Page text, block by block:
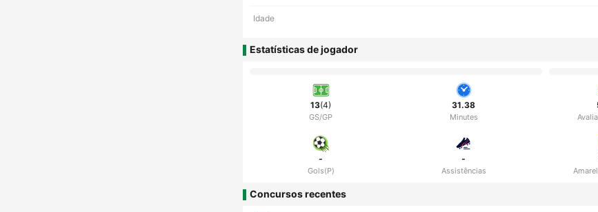
Idade
Estatísticas de jogador
13(4)
GS/GP
31.38
Minutes
-
Gols(P)
-
Assistências
Concursos recentes